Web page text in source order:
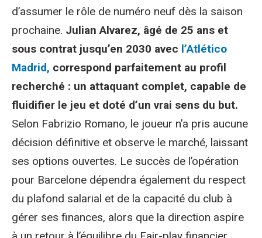
d’assumer le rôle de numéro neuf dès la saison
prochaine. Julian Alvarez, âgé de 25 ans et
sous contrat jusqu’en 2030 avec l’Atlético
Madrid, correspond parfaitement au profil
recherché : un attaquant complet, capable de
fluidifier le jeu et doté d’un vrai sens du but.
Selon Fabrizio Romano, le joueur n’a pris aucune
décision définitive et observe le marché, laissant
ses options ouvertes. Le succès de l’opération
pour Barcelone dépendra également du respect
du plafond salarial et de la capacité du club à
gérer ses finances, alors que la direction aspire